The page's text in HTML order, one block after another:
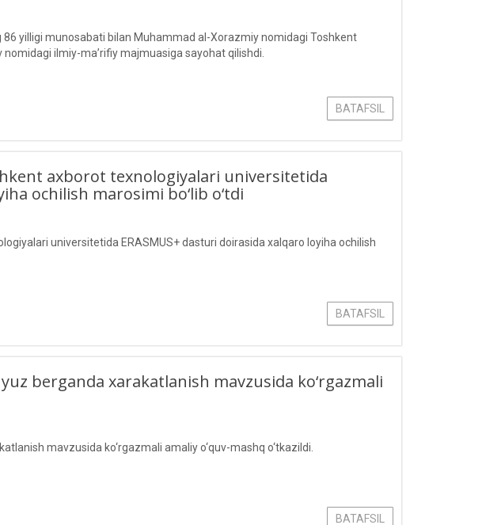
yilligi munosabati bilan Muhammad al-Xorazmiy nomidagi Toshkent
ilmiy-ma’rifiy majmuasiga sayohat qilishdi.
BATAFSIL
axborot texnologiyalari universitetida
ochilish marosimi bo‘lib o‘tdi
universitetida ERASMUS+ dasturi doirasida xalqaro loyiha ochilish
BATAFSIL
berganda xarakatlanish mavzusida ko‘rgazmali
mavzusida ko‘rgazmali amaliy o‘quv-mashq o‘tkazildi.
BATAFSIL